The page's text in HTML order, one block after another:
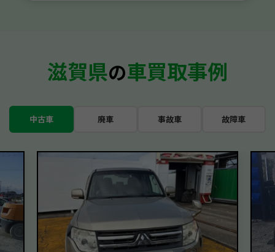
滋賀県の車買取事例
中古車 廃車 事故車 故障車